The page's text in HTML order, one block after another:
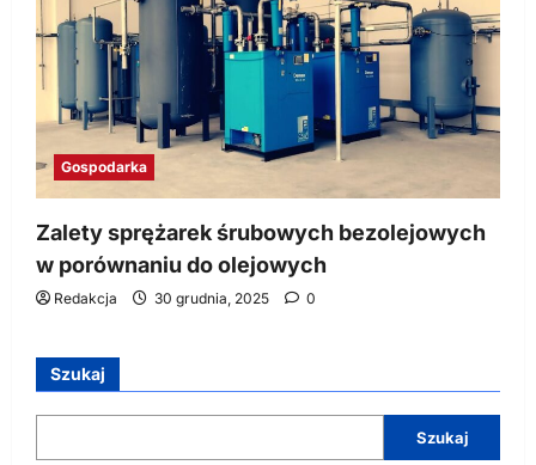
Gospodarka
Zalety sprężarek śrubowych bezolejowych
w porównaniu do olejowych
Redakcja 30 grudnia, 2025 0
Szukaj
Szukaj